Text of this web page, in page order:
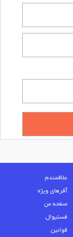
علاقمندم
آفرهای ویژه
صفحه من
فستیوال
قوانین